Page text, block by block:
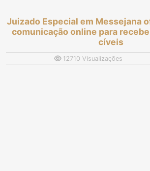
Juizado Especial em Messejana
comunicação online para
cíveis
12710 Visualizações